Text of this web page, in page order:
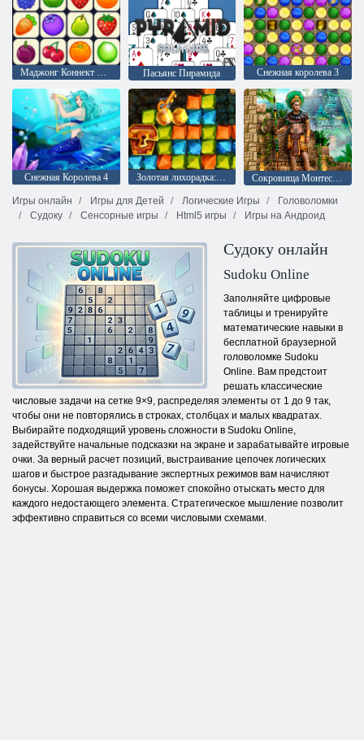
Маджонг Коннект Онет Пасьянс Пирамида Снежная королева 3
Снежная Королева 4 Золотая лихорадка: Охотник за сокровищами
Сокровища Монтесумы 2
Игры онлайн
Игры для Детей Логические Игры
Головоломки
Судоку
Сенсорные игры Html5 игры Игры на Андроид
Судоку онлайн
Sudoku Online
Заполняйте цифровые
таблицы и тренируйте
математические навыки в
бесплатной браузерной
головоломке Sudoku
Online. Вам предстоит
решать классические
числовые задачи на сетке 9×9, распределяя элементы от 1 до 9 так,
чтобы они не повторялись в строках, столбцах и малых квадратах.
Выбирайте подходящий уровень сложности в Sudoku Online,
задействуйте начальные подсказки на экране и зарабатывайте игровые
очки. За верный расчет позиций, выстраивание цепочек логических
шагов и быстрое разгадывание экспертных режимов вам начисляют
бонусы. Хорошая выдержка поможет спокойно отыскать место для
каждого недостающего элемента. Стратегическое мышление позволит
эффективно справиться со всеми числовыми схемами.